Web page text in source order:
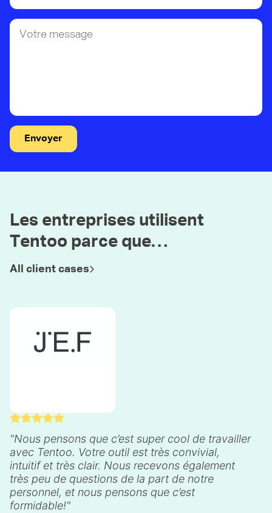
Envoyer
Les entreprises utilisent
Tentoo parce que…
All client cases
Nous pensons que c’est super cool de travailler
avec Tentoo. Votre outil est très convivial,
intuitif et très clair. Nous recevons également
très peu de questions de la part de notre
personnel, et nous pensons que c’est
formidable!